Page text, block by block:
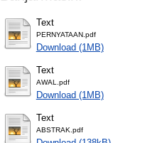
Text
PERNYATAAN.pdf
Download (1MB)
Text
AWAL.pdf
Download (1MB)
Text
ABSTRAK.pdf